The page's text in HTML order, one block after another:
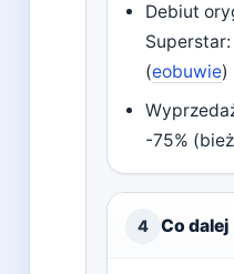
Debiut
(eobuwie)
-75%
4 Co dalej